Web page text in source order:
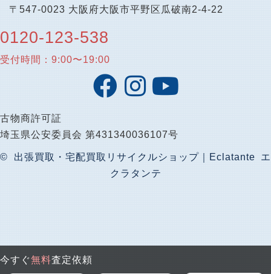
今すぐ無料査定依頼
〒547-0023 大阪府大阪市平野区瓜破南2-4-22
0120-123-538
受付時間：9:00〜19:00
古物商許可証
埼玉県公安委員会 第431340036107号
© 出張買取・宅配買取リサイクルショップ｜Eclatante エ
クラタンテ